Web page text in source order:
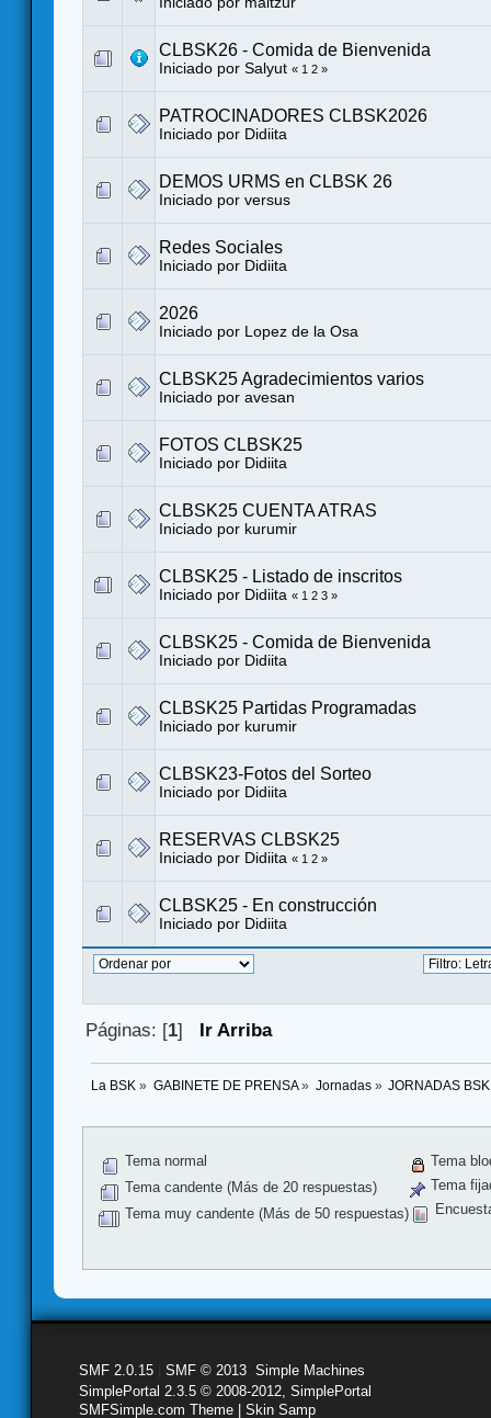
CLBSK26 - Comida de Bienvenida
Iniciado por Salyut « 1 2 »
PATROCINADORES CLBSK2026
Iniciado por Didiita
DEMOS URMS en CLBSK 26
Iniciado por versus
Redes Sociales
Iniciado por Didiita
2026
Iniciado por Lopez de la Osa
CLBSK25 Agradecimientos varios
Iniciado por avesan
FOTOS CLBSK25
Iniciado por Didiita
CLBSK25 CUENTA ATRAS
Iniciado por kurumir
CLBSK25 - Listado de inscritos
Iniciado por Didiita « 1 2 3 »
CLBSK25 - Comida de Bienvenida
Iniciado por Didiita
CLBSK25 Partidas Programadas
Iniciado por kurumir
CLBSK23-Fotos del Sorteo
Iniciado por Didiita
RESERVAS CLBSK25
Iniciado por Didiita « 1 2 »
CLBSK25 - En construcción
Iniciado por Didiita
Páginas: [1] Ir Arriba
La BSK » GABINETE DE PRENSA» Jornadas» JORNADAS BSK
Tema normal
Tema candente (Más de 20 respuestas)
Tema muy candente (Más de 50 respuestas)
Tema
Tema
SMF 2.0.15 SMF © 2013 Simple Machines
SimplePortal 2.3.5 © 2008-2012, SimplePortal
SMFSimple.com Theme | Skin Samp